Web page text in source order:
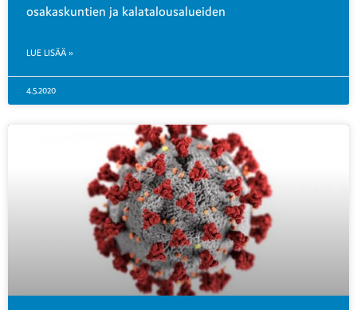
osakaskuntien ja kalatalousalueiden
LUE LISÄÄ »
4.5.2020